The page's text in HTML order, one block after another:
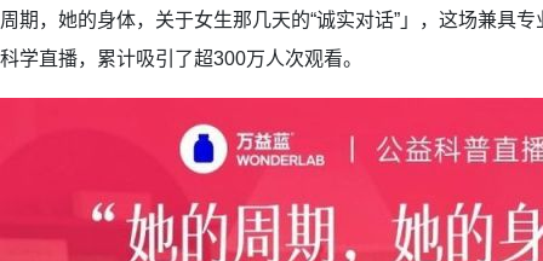
周期，她的身体，关于女生那几天的“诚实对话”」，这场兼具
科学直播，累计吸引了超300万人次观看。